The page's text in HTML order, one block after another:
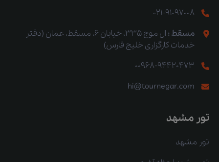
021-91097008
مسقط :
ال موج 335، خیابان 6، مسقط، عمان (دفتر
خدمات کارگزاری خلیج فارس)
00968-94420473
hi@tournegar.com
تور مشهد
تور مشهد